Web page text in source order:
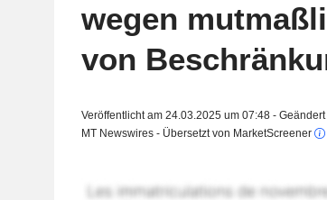
wegen
von
Veröffentlicht am 24.03.2025 um 07:48 -
MT Newswires - Übersetzt von MarketScreener